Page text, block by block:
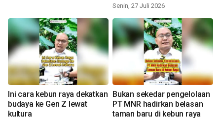
Senin, 27 Juli 2026
Ini cara kebun raya dekatkan
budaya ke Gen Z lewat
kultura
Bukan sekedar pengelolaan
PT MNR hadirkan belasan
taman baru di kebun raya